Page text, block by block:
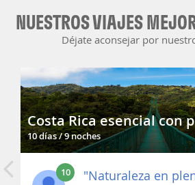
NUESTROS VIAJES
Déjate aconsejar por
Costa Rica esencial con
10 días / 9 noches
10 "Naturaleza en